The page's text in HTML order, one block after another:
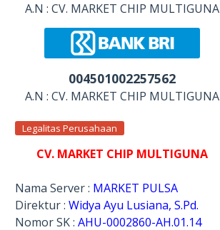
A.N : CV. MARKET CHIP MULTIGUNA
004501002257562
A.N : CV. MARKET CHIP MULTIGUNA
Legalitas Perusahaan
CV. MARKET CHIP MULTIGUNA
Nama Server : MARKET PULSA
Direktur : Widya Ayu Lusiana, S.Pd.
Nomor SK : AHU-0002860-AH.01.14